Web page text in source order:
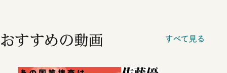
おすすめの動画 すべて見る